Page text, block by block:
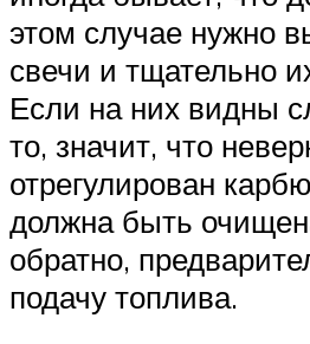
этом случае нужно
свечи и тщательно
Если на них видны
то, значит, что
отрегулирован
должна быть
обратно,
подачу топлива.